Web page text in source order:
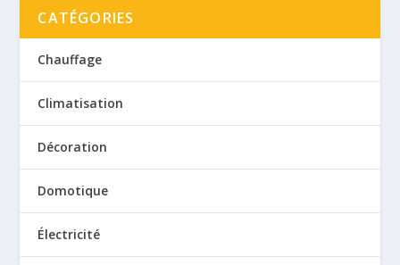
CATÉGORIES
Chauffage
Climatisation
Décoration
Domotique
Électricité